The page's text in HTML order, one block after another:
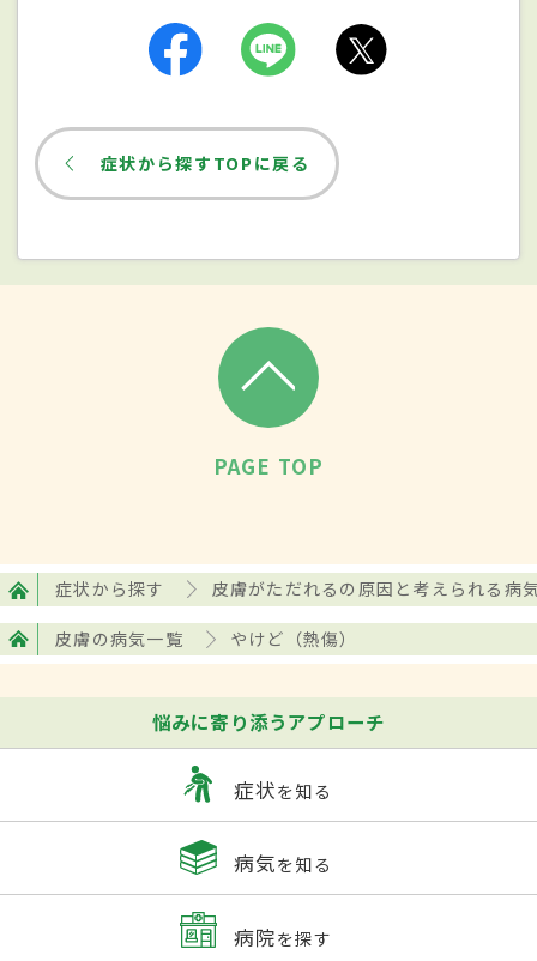
症状の程度は熱傷の深さによって異なり、I
度熱傷は皮膚が赤くなり痛みを伴うが数日
れができ1〜3週間ほどで、傷跡を残さずに
治癒することが多い。深いII度の熱傷は水ぶ
るのに3〜5週間ほどかかり、傷痕が残る。
に、また炎などによる熱傷の場合は黒色な
どに変化する。神経まで損傷するため痛み
は感じなくなるが損傷の程度は重く、皮膚
ジが達しており、III度熱傷になることが多
い。深い熱傷は拘縮（ひきつれ）や肥厚性
瘢痕、ケロイド（皮膚が赤く盛り上がる）
皮膚のどの深さまで損傷しているかを観察
し、II度およびIII度の熱傷の面積によって軽
症・中等症・重症に分類する。一般的には
体表全体を100％として、成人の場合II度
症状から探すTOPに戻る
PAGE TOP
症状から探す 皮膚がただれるの原因と考えられる病
皮膚の病気一覧 やけど（熱傷）
悩みに寄り添うアプローチ
症状を知る
病気を知る
病院を探す